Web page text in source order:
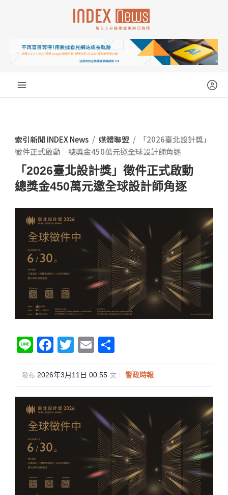
索引新聞 INDEX News / 媒體聯盟 /
「2026臺北設計獎」
徵件正式啟動 總獎金450萬元邀全球設計師角逐
「2026臺北設計獎」徵件正式啟動
總獎金450萬元邀全球設計師角逐
Li
n
e
F
a
c
e
b
o
k
T
wi
tt
er
E
m
ail
享
發布 2026年3月11日 00:55·文｜ 警政時報